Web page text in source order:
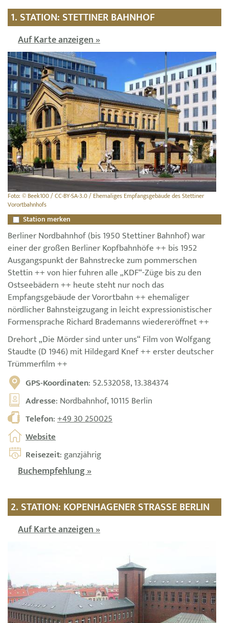
1. STATION: STETTINER BAHNHOF
Auf Karte anzeigen »
Foto: © Beek100 / CC-BY-SA-3.0 / Ehemaliges Empfangsgebäude des Stettiner
Vorortbahnhofs
Station merken
Berliner Nordbahnhof (bis 1950 Stettiner Bahnhof) war
einer der großen Berliner Kopfbahnhöfe ++ bis 1952
Ausgangspunkt der Bahnstrecke zum pommerschen
Stettin ++ von hier fuhren alle „KDF“-Züge bis zu den
Ostseebädern ++ heute steht nur noch das
Empfangsgebäude der Vorortbahn ++ ehemaliger
nördlicher Bahnsteigzugang in leicht expressionistischer
Formensprache Richard Brademanns wiedereröffnet ++
Drehort „Die Mörder sind unter uns“ Film von Wolfgang
Staudte (D 1946) mit Hildegard Knef ++ erster deutscher
Trümmerfilm ++
GPS-Koordinaten: 52.532058, 13.384374
Adresse: Nordbahnhof, 10115 Berlin
Telefon:+49 30 250025
Website
Reisezeit: ganzjährig
Buchempfehlung »
2. STATION: KOPENHAGENER STRASSE BERLIN
Auf Karte anzeigen »